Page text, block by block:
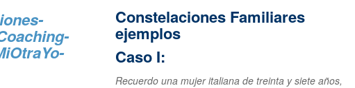
Constelaciones Familiares
ejemplos
Caso I:
Recuerdo una mujer italiana de treinta y siete años,